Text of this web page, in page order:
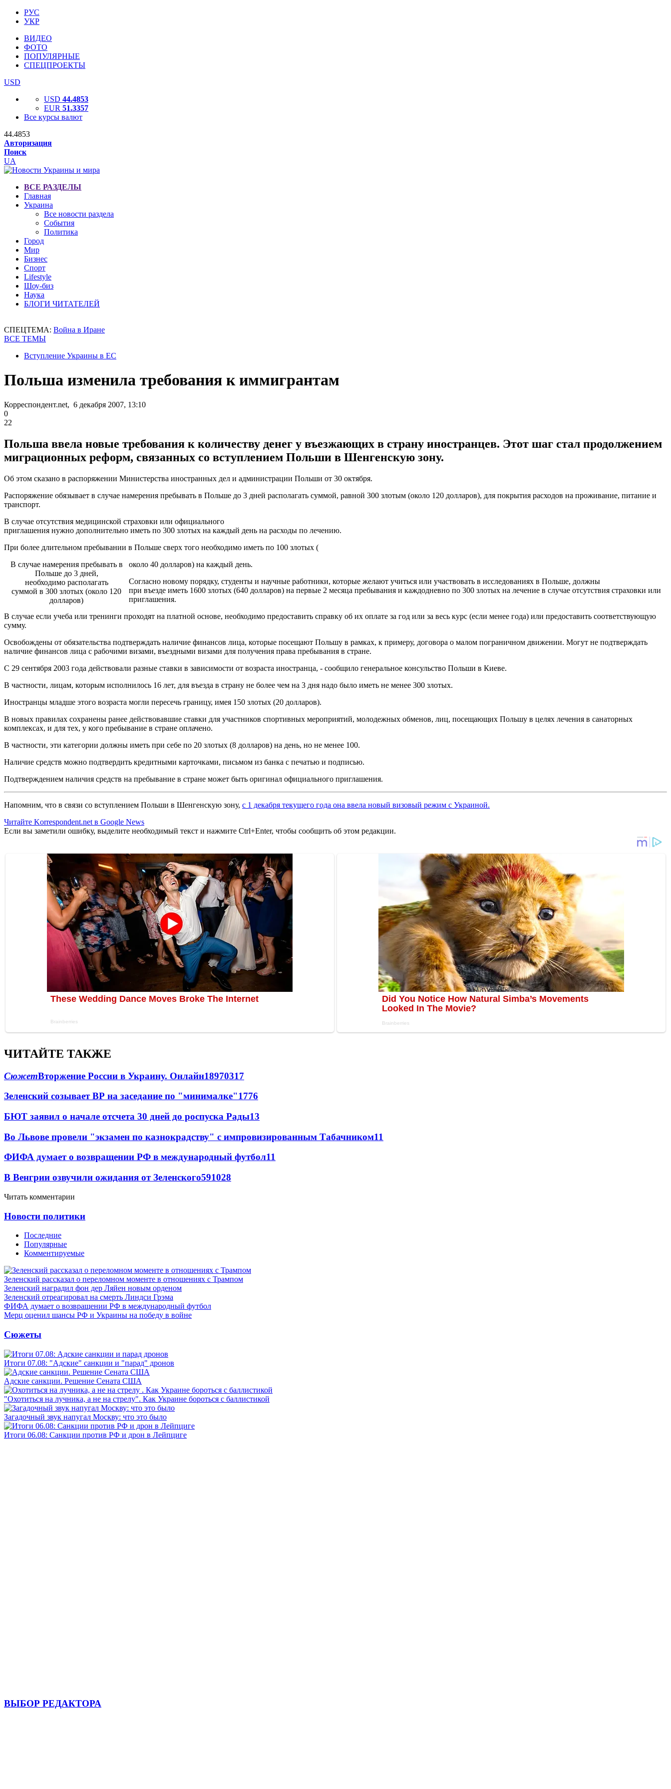
РУС
УКР
ВИДЕО
ФОТО
ПОПУЛЯРНЫЕ
СПЕЦПРОЕКТЫ
USD
USD 44.4853
EUR 51.3357
Все курсы валют
44.4853
Авторизация
Поиск
UA
ВСЕ РАЗДЕЛЫ
Главная
Украина
Все новости раздела
События
Политика
Город
Мир
Бизнес
Спорт
Lifestyle
Шоу-биз
Наука
БЛОГИ ЧИТАТЕЛЕЙ
СПЕЦТЕМА: Война в Иране
ВСЕ ТЕМЫ
Вступление Украины в ЕС
Польша изменила требования к иммигрантам
Корреспондент.net, 6 декабря 2007, 13:10
0
22
Польша ввела новые требования к количеству денег у въезжающих в страну иностранцев. Этот шаг стал продолжением
миграционных реформ, связанных со вступлением Польши в Шенгенскую зону.
Об этом сказано в распоряжении Министерства иностранных дел и администрации Польши от 30 октября.
Распоряжение обязывает в случае намерения пребывать в Польше до 3 дней располагать суммой, равной 300 злотым (около 120 долларов), для покрытия расходов на проживание, питание и
транспорт.
В случае отсутствия медицинской страховки или официального
приглашения нужно дополнительно иметь по 300 злотых на каждый день на расходы по лечению.
При более длительном пребывании в Польше сверх того необходимо иметь по 100 злотых (
В случае намерения пребывать в
Польше до 3 дней,
необходимо располагать
суммой в 300 злотых (около 120
долларов)
около 40 долларов) на каждый день.
Согласно новому порядку, студенты и научные работники, которые желают учиться или участвовать в исследованиях в Польше, должны
при въезде иметь 1600 злотых (640 долларов) на первые 2 месяца пребывания и каждодневно по 300 злотых на лечение в случае отсутствия страховки или
приглашения.
В случае если учеба или тренинги проходят на платной основе, необходимо предоставить справку об их оплате за год или за весь курс (если менее года) или предоставить соответствующую
сумму.
Освобождены от обязательства подтверждать наличие финансов лица, которые посещают Польшу в рамках, к примеру, договора о малом пограничном движении. Могут не подтверждать
наличие финансов лица с рабочими визами, въездными визами для получения права пребывания в стране.
C 29 сентября 2003 года действовали разные ставки в зависимости от возраста иностранца, - сообщило генеральное консульство Польши в Киеве.
В частности, лицам, которым исполнилось 16 лет, для въезда в страну не более чем на 3 дня надо было иметь не менее 300 злотых.
Иностранцы младше этого возраста могли пересечь границу, имея 150 злотых (20 долларов).
В новых правилах сохранены ранее действовавшие ставки для участников спортивных мероприятий, молодежных обменов, лиц, посещающих Польшу в целях лечения в санаторных
комплексах, и для тех, у кого пребывание в стране оплачено.
В частности, эти категории должны иметь при себе по 20 злотых (8 долларов) на день, но не менее 100.
Наличие средств можно подтвердить кредитными карточками, письмом из банка с печатью и подписью.
Подтверждением наличия средств на пребывание в стране может быть оригинал официального приглашения.
Напомним, что в связи со вступлением Польши в Шенгенскую зону, с 1 декабря текущего года она ввела новый визовый режим с Украиной.
Читайте Korrespondent.net в Google News
Если вы заметили ошибку, выделите необходимый текст и нажмите Ctrl+Enter, чтобы сообщить об этом редакции.
ЧИТАЙТЕ ТАКЖЕ
СюжетВторжение России в Украину. Онлайн18970317
Зеленский созывает ВР на заседание по "минималке"1776
БЮТ заявил о начале отсчета 30 дней до роспуска Рады13
Во Львове провели "экзамен по казнокрадству" с импровизированным Табачником11
ФИФА думает о возвращении РФ в международный футбол11
В Венгрии озвучили ожидания от Зеленского591028
Читать комментарии
Новости политики
Последние
Популярные
Комментируемые
Зеленский рассказал о переломном моменте в отношениях с Трампом
Зеленский наградил фон дер Ляйен новым орденом
Зеленский отреагировал на смерть Линдси Грэма
ФИФА думает о возвращении РФ в международный футбол
Мерц оценил шансы РФ и Украины на победу в войне
Сюжеты
Итоги 07.08: "Адские" санкции и "парад" дронов
Адские санкции. Решение Сената США
"Охотиться на лучника, а не на стрелу". Как Украине бороться с баллистикой
Загадочный звук напугал Москву: что это было
Итоги 06.08: Санкции против РФ и дрон в Лейпциге
ВЫБОР РЕДАКТОРА